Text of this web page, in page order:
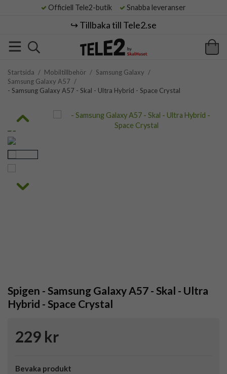
Officiell Tele2-butik Snabba leveranser
↪️ Tillbaka till Tele2.se
Startsida / Mobiltillbehör / Samsung Galaxy /
Samsung Galaxy A57 /
- Samsung Galaxy A57 - Skal - Ultra Hybrid - Space Crystal
Spigen - Samsung Galaxy A57 - Skal - Ultra
Hybrid - Space Crystal
229 kr
Bevaka produkt